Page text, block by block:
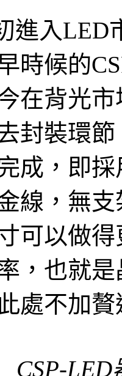
進入
時候的
在背光
封裝環
成，即
線，無
可以做
，也就
處不加贅
CSP-